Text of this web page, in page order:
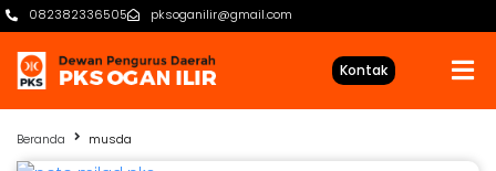
082382336505 pksoganilir@gmail.com
Kontak
Beranda musda